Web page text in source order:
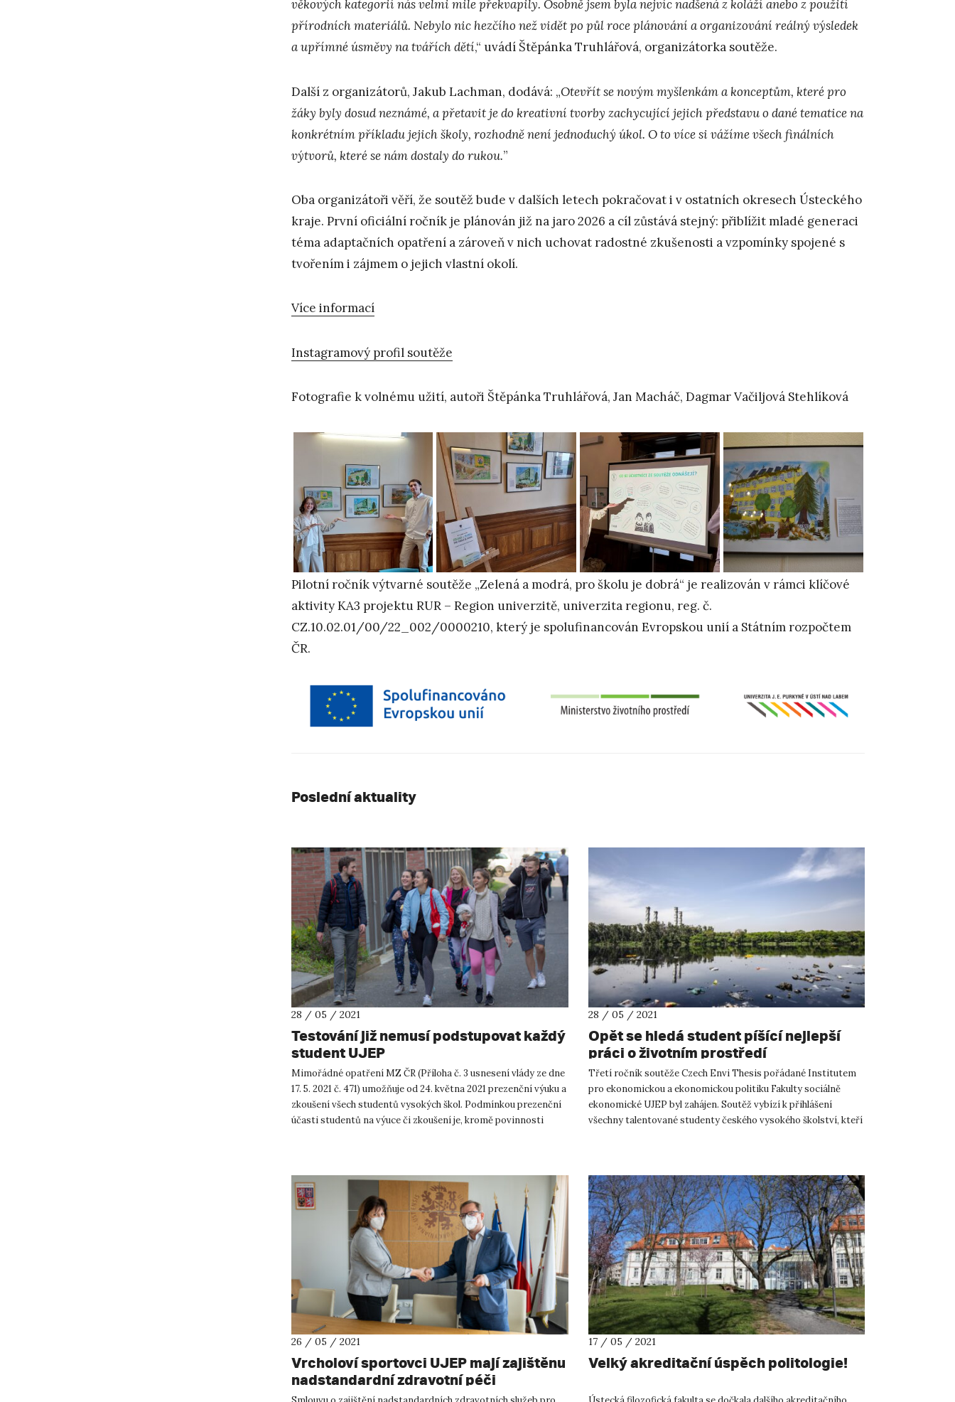
věkových kategorií nás velmi mile překvapily. Osobně jsem byla nejvíc nadšená z koláží anebo z použití
přírodních materiálů. Nebylo nic hezčího než vidět po půl roce plánování a organizování reálný výsledek
a upřímné úsměvy na tvářích dětí,“ uvádí Štěpánka Truhlářová, organizátorka soutěže.
Další z organizátorů, Jakub Lachman, dodává: „Otevřít se novým myšlenkám a konceptům, které pro
žáky byly dosud neznámé, a přetavit je do kreativní tvorby zachycující jejich představu o dané tematice na
konkrétním příkladu jejich školy, rozhodně není jednoduchý úkol. O to více si vážíme všech finálních
výtvorů, které se nám dostaly do rukou.”
Oba organizátoři věří, že soutěž bude v dalších letech pokračovat i v ostatních okresech Ústeckého
kraje. První oficiální ročník je plánován již na jaro 2026 a cíl zůstává stejný: přiblížit mladé generaci
téma adaptačních opatření a zároveň v nich uchovat radostné zkušenosti a vzpomínky spojené s
tvořením i zájmem o jejich vlastní okolí.
Více informací
Instagramový profil soutěže
Fotografie k volnému užití, autoři Štěpánka Truhlářová, Jan Macháč, Dagmar Vačiljová Stehlíková
Pilotní ročník výtvarné soutěže „Zelená a modrá, pro školu je dobrá“ je realizován v rámci klíčové
aktivity KA3 projektu RUR – Region univerzitě, univerzita regionu, reg. č.
CZ.10.02.01/00/22_002/0000210, který je spolufinancován Evropskou unií a Státním rozpočtem
ČR.
Poslední aktuality
28 / 05 / 2021
Testování již nemusí podstupovat každý
student UJEP
Mimořádné opatření MZ ČR (Příloha č. 3 usnesení vlády ze dne
17. 5. 2021 č. 471) umožňuje od 24. května 2021 prezenční výuku a
zkoušení všech studentů vysokých škol. Podmínkou prezenční
účasti studentů na výuce či zkoušení je, kromě povinnosti
28 / 05 / 2021
Opět se hledá student píšící nejlepší
práci o životním prostředí
Třetí ročník soutěže Czech Envi Thesis pořádané Institutem
pro ekonomickou a ekonomickou politiku Fakulty sociálně
ekonomické UJEP byl zahájen. Soutěž vybízí k přihlášení
všechny talentované studenty českého vysokého školství, kteří
26 / 05 / 2021
Vrcholoví sportovci UJEP mají zajištěnu
nadstandardní zdravotní péči
17 / 05 / 2021
Velký akreditační úspěch politologie!